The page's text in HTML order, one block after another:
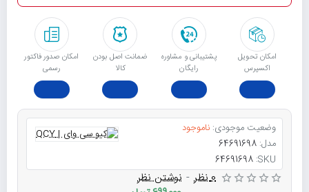
امکان تحویل
اکسپرس
پشتیبانی و مشاوره
رایگان
ﺿﻤﺎﻧﺖ اﺻﻞ ﺑﻮدن
ﮐﺎﻟﺎ
امکان صدور فاکتور
رسمی
وضعیت موجودی: ناموجود
مدل: 64691698
SKU:
64691698
0 نظر - نوشتن نظر